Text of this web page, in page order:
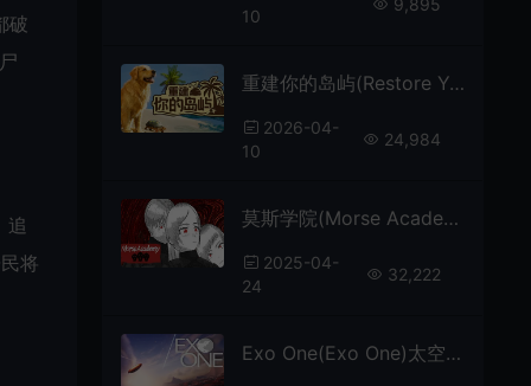
破
追
将
10
重建你的岛屿(Restore Your Island)轻松修复模拟游戏|下载
2026-04-
10
24,984
莫斯学院(Morse Academy)心理恐怖视觉小说游戏|下载
2025-04-
24
32,222
Exo One(Exo One)太空星际之旅游戏|中文|攻略|视频|免费下载